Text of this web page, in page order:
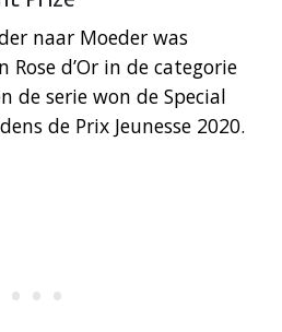
naar Moeder was
Rose d’Or in de categorie
de serie won de Special
de Prix Jeunesse 2020.